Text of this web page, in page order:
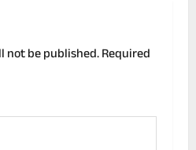
not be published.Required